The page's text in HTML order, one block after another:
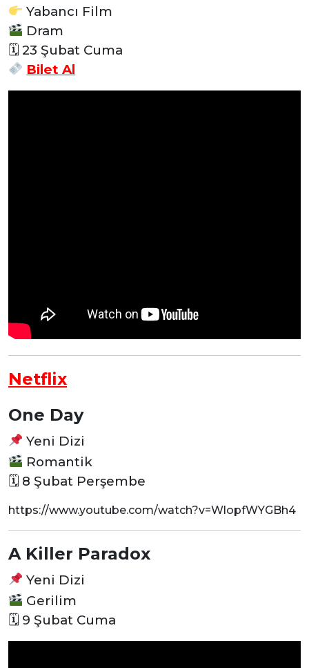
Yabancı Film
Dram
🗓 23 Şubat Cuma
Bilet Al
Netflix
One Day
Yeni Dizi
Romantik
🗓 8 Şubat Perşembe
https://www.youtube.com/watch?v=WlopfWYGBh4
A Killer Paradox
Yeni Dizi
Gerilim
🗓 9 Şubat Cuma